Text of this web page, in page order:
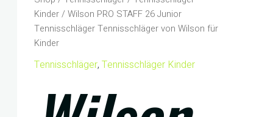
Kinder/ Wilson PRO STAFF 26 Junior
Tennisschläger Tennisschläger von Wilson für
Kinder
Tennisschläger,Tennisschläger Kinder